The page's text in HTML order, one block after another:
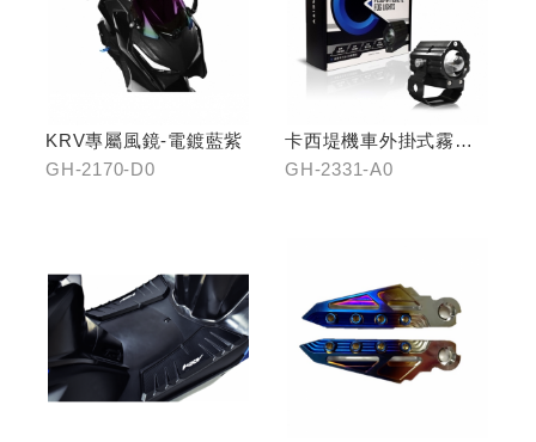
KRV專屬風鏡-電鍍藍紫
GH-2170-D0
卡西堤機車外掛式霧燈
組(雙燈)
GH-2331-A0